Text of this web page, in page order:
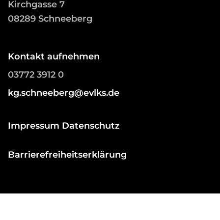
Kirchgasse 7
08289 Schneeberg
Kontakt aufnehmen
03772 3912 0
kg.schneeberg@evlks.de
Impressum Datenschutz
Barrierefreiheitserklärung